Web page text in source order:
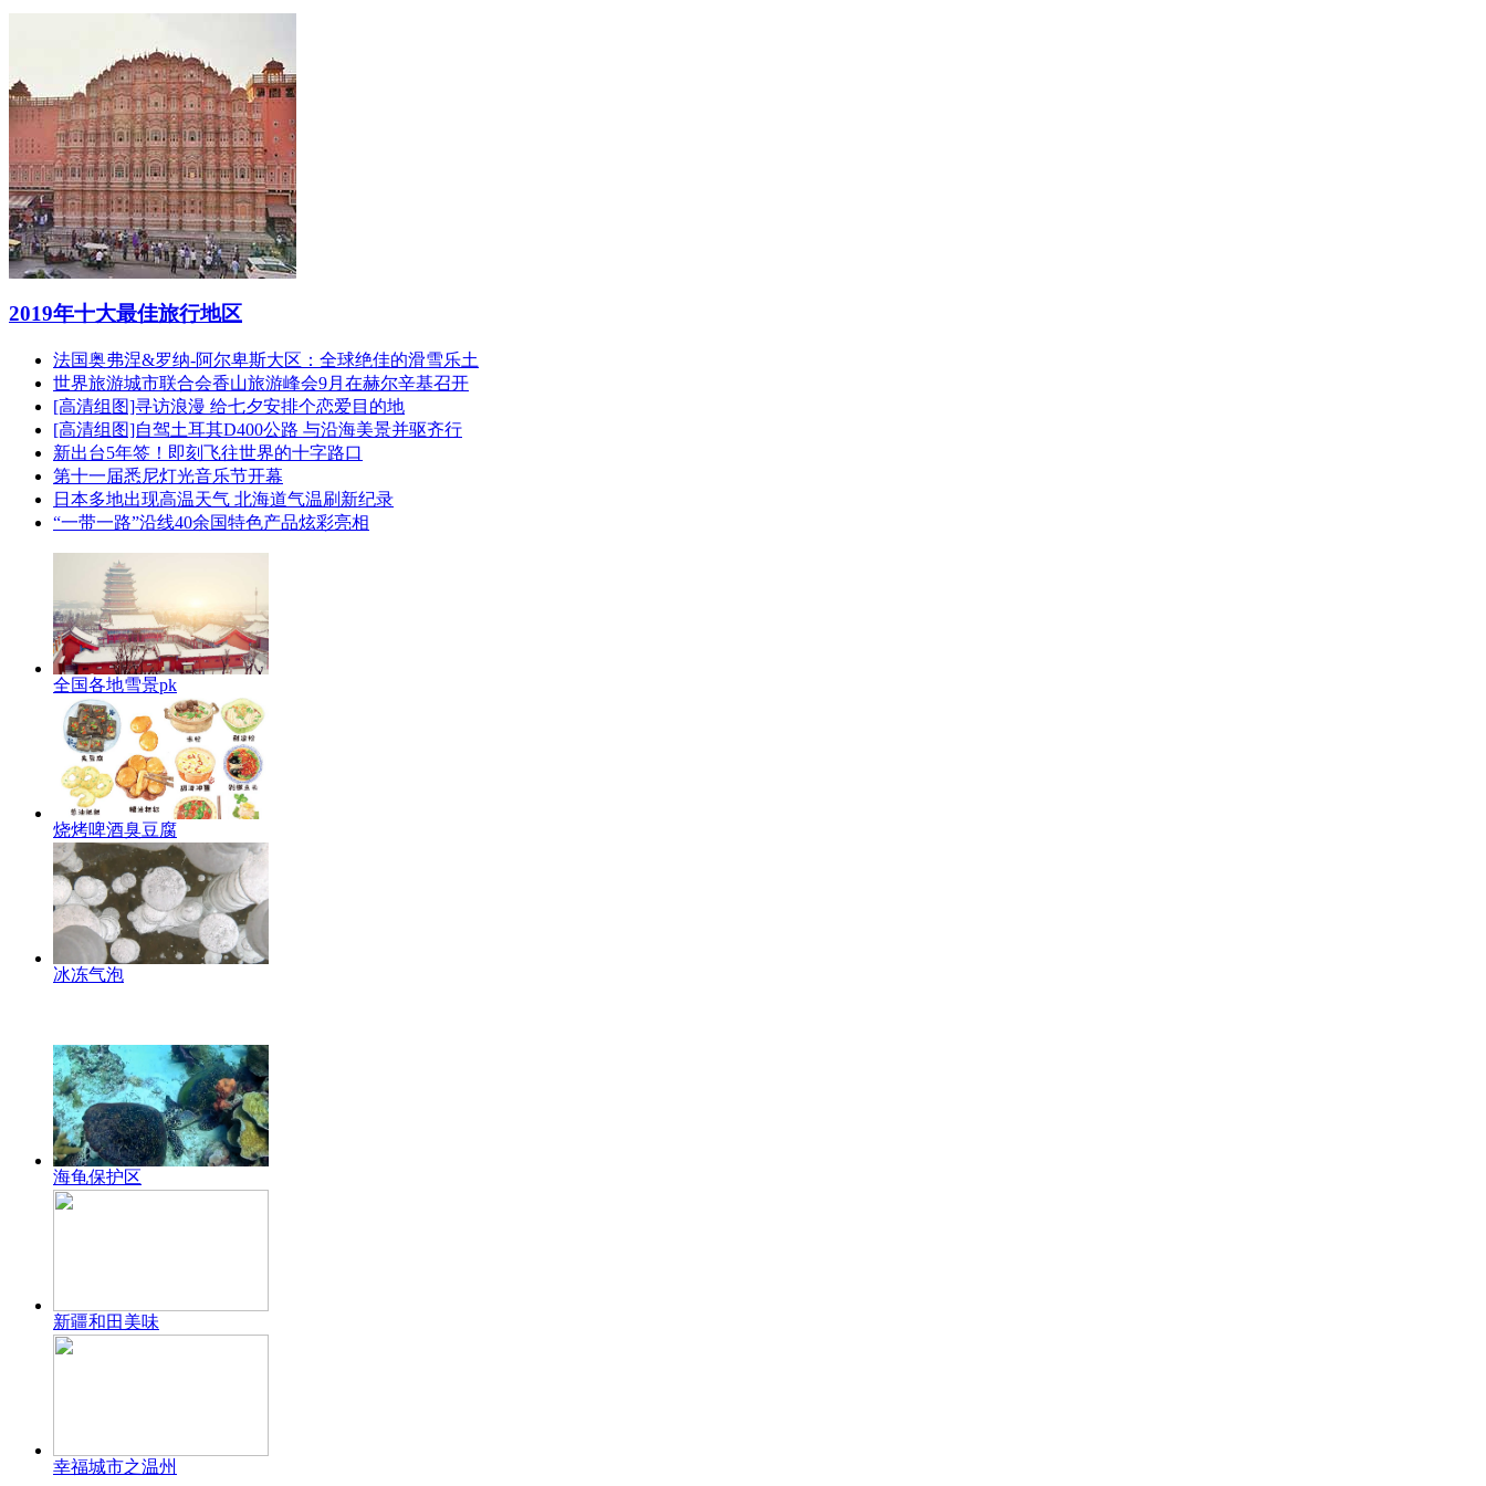
2019年十大最佳旅行地区
法国奥弗涅&罗纳-阿尔卑斯大区：全球绝佳的滑雪乐土
世界旅游城市联合会香山旅游峰会9月在赫尔辛基召开
[高清组图]寻访浪漫 给七夕安排个恋爱目的地
[高清组图]自驾土耳其D400公路 与沿海美景并驱齐行
新出台5年签！即刻飞往世界的十字路口
第十一届悉尼灯光音乐节开幕
日本多地出现高温天气 北海道气温刷新纪录
“一带一路”沿线40余国特色产品炫彩亮相
全国各地雪景pk
烧烤啤酒臭豆腐
冰冻气泡
海龟保护区
新疆和田美味
幸福城市之温州